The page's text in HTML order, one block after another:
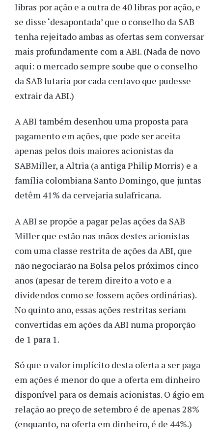
libras por ação e a outra de 40 libras por ação, e
se disse ‘desapontada’ que o conselho da SAB
tenha rejeitado ambas as ofertas sem conversar
mais profundamente com a ABI. (Nada de novo
aqui: o mercado sempre soube que o conselho
da SAB lutaria por cada centavo que pudesse
extrair da ABI.)
A ABI também desenhou uma proposta para
pagamento em ações, que pode ser aceita
apenas pelos dois maiores acionistas da
SABMiller, a Altria (a antiga Philip Morris) e a
família colombiana Santo Domingo, que juntas
detêm 41% da cervejaria sulafricana.
A ABI se propõe a pagar pelas ações da SAB
Miller que estão nas mãos destes acionistas
com uma classe restrita de ações da ABI, que
não negociarão na Bolsa pelos próximos cinco
anos (apesar de terem direito a voto e a
dividendos como se fossem ações ordinárias).
No quinto ano, essas ações restritas seriam
convertidas em ações da ABI numa proporção
de 1 para 1.
Só que o valor implícito desta oferta a ser paga
em ações é menor do que a oferta em dinheiro
disponível para os demais acionistas. O ágio em
relação ao preço de setembro é de apenas 28%
(enquanto, na oferta em dinheiro, é de 44%.)